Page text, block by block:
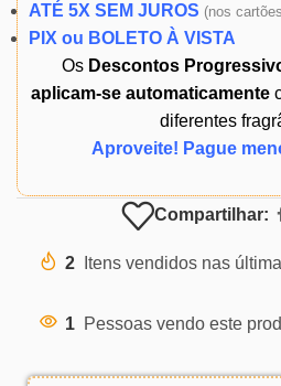
ATÉ 5X SEM JUROS (nos
PIX ou BOLETO À VISTA
Os Descontos
aplicam-se automaticamente
diferentes
Aproveite! Pague
Compartilhar:
2 Itens vendidos nas
1 Pessoas vendo este